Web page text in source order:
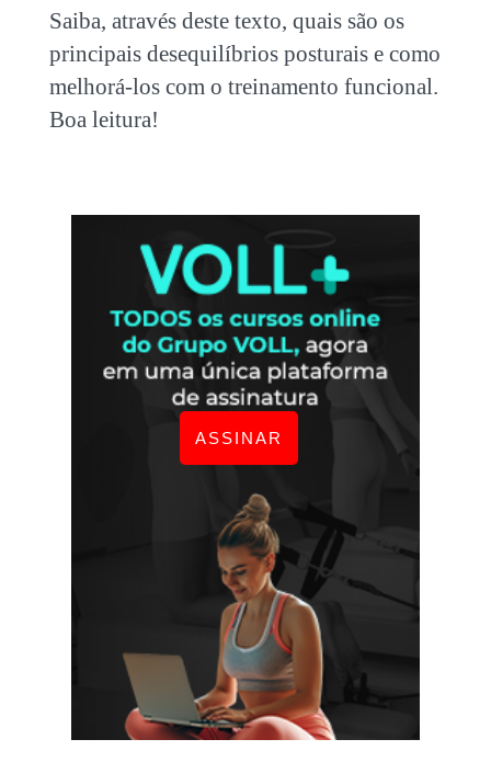
Saiba, através deste texto, quais são os
principais desequilíbrios posturaise como
melhorá-los com o treinamento funcional.
Boa leitura!
ASSINAR